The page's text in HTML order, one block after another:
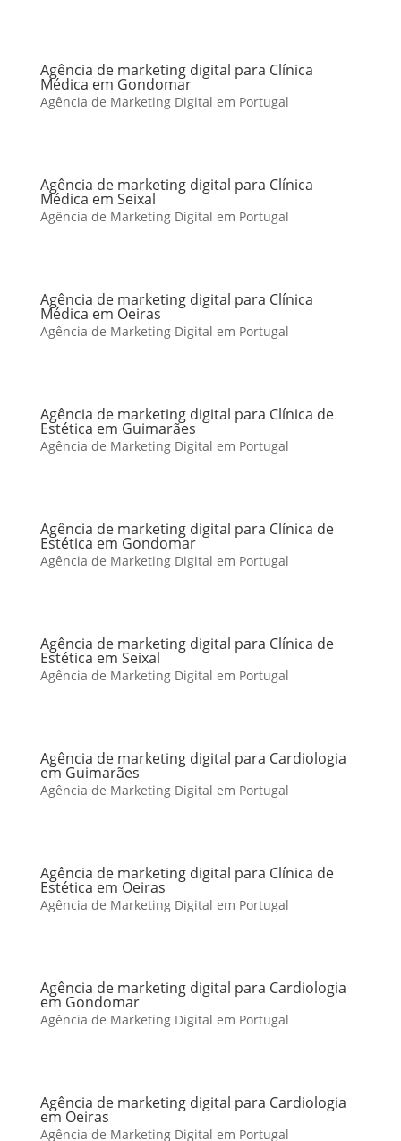
Agência de marketing digital para Clínica
Médica em Gondomar
Agência de Marketing Digital em Portugal
Agência de marketing digital para Clínica
Médica em Seixal
Agência de Marketing Digital em Portugal
Agência de marketing digital para Clínica
Médica em Oeiras
Agência de Marketing Digital em Portugal
Agência de marketing digital para Clínica de
Estética em Guimarães
Agência de Marketing Digital em Portugal
Agência de marketing digital para Clínica de
Estética em Gondomar
Agência de Marketing Digital em Portugal
Agência de marketing digital para Clínica de
Estética em Seixal
Agência de Marketing Digital em Portugal
Agência de marketing digital para Cardiologia
em Guimarães
Agência de Marketing Digital em Portugal
Agência de marketing digital para Clínica de
Estética em Oeiras
Agência de Marketing Digital em Portugal
Agência de marketing digital para Cardiologia
em Gondomar
Agência de Marketing Digital em Portugal
Agência de marketing digital para Cardiologia
em Oeiras
Agência de Marketing Digital em Portugal